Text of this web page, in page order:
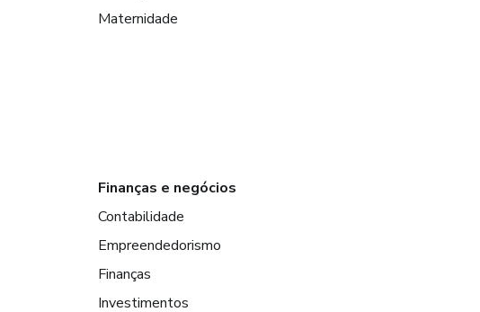
Maternidade
Finanças e negócios
Contabilidade
Empreendedorismo
Finanças
Investimentos